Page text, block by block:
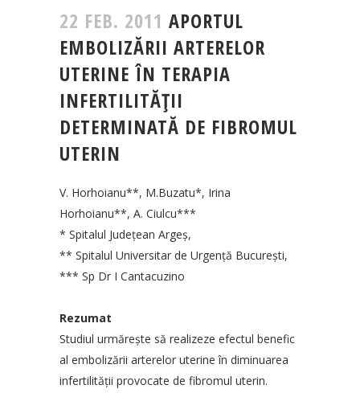
22 FEB. 2011 APORTUL
EMBOLIZĂRII ARTERELOR
UTERINE ÎN TERAPIA
INFERTILITĂŢII
DETERMINATĂ DE FIBROMUL
UTERIN
V. Horhoianu**, M.Buzatu*, Irina
Horhoianu**, A. Ciulcu***
* Spitalul Judeţean Argeş,
** Spitalul Universitar de Urgenţă Bucureşti,
*** Sp Dr I Cantacuzino
Rezumat
Studiul urmăreşte să realizeze efectul benefic
al embolizării arterelor uterine în diminuarea
infertilităţii provocate de fibromul uterin.